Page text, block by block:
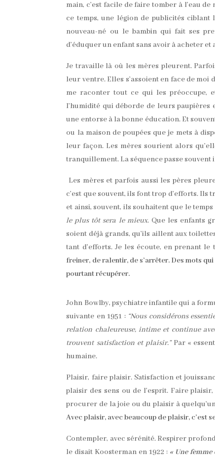
main, c’est facile de faire tomber à l’eau
ce temps, une légion de publicités
nouveau-né ou le bambin qui fait ses
d’éduquer un enfant sans avoir à acheter
Je travaille là où les mères pleurent.
leur ventre. Elles s’assoient en face de
me raconter tout ce qui les préoccupe,
l’humidité qui déborde de leurs paupières
une entorse à la bonne éducation. Et
ou la maison de poupées que je mets à
leur façon. Les mères sourient alors
tranquillement. La séquence passe
Les mères et parfois aussi les pères
c’est que souvent, ils font trop d’efforts.
et ainsi, souvent, ils souhaitent que le
le plus tôt sera le mieux. Que les enfants
soient déjà grands, qu’ils aillent aux
tant d’efforts. Je les écoute, en prenant
freiner, de ralentir, de s’arrêter. Des mots
pourtant récupérer.
John Bowlby, psychiatre infantile qui a
suivante en 1951 : “Nous considérons
relation chaleureuse, intime et continue
trouvent satisfaction et plaisir.”Par «
humaine.
Plaisir, faire plaisir. Satisfaction et
plaisir des sens ou de l’esprit. Faire
procurer de la joie ou du plaisir à
Avec plaisir, avec beaucoup de plaisir, c’est
Contempler, avec sérénité. Respirer
le disait Koosterman en 1922 : « Une